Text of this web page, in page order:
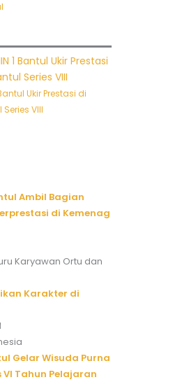
Ukir Prestasi di
VIII
Ambil Bagian
di Kemenag
Karyawan Ortu dan
Karakter di
Gelar Wisuda Purna
Tahun Pelajaran